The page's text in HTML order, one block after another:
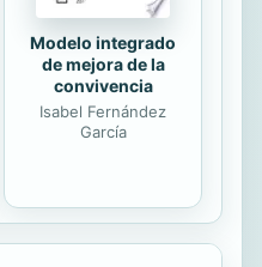
Modelo integrado
de mejora de la
convivencia
Isabel Fernández
García